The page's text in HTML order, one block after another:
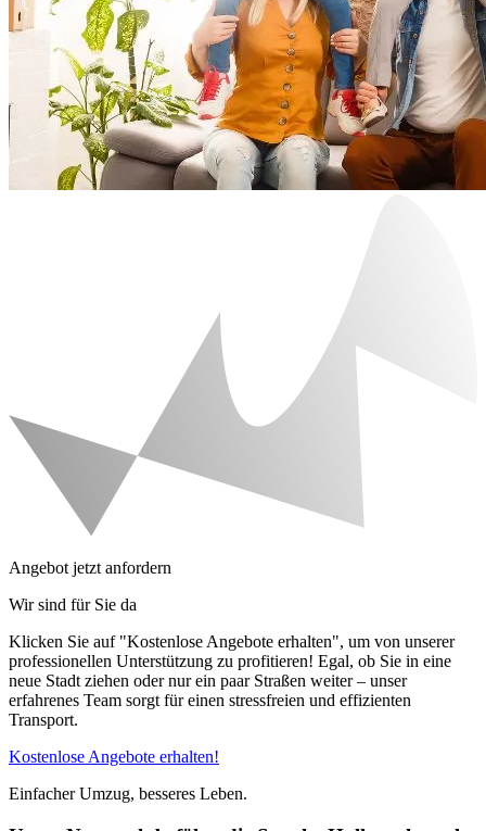
Angebot jetzt anfordern
Wir sind für Sie da
Klicken Sie auf "Kostenlose Angebote erhalten", um von unserer
professionellen Unterstützung zu profitieren! Egal, ob Sie in eine
neue Stadt ziehen oder nur ein paar Straßen weiter – unser
erfahrenes Team sorgt für einen stressfreien und effizienten
Transport.
Kostenlose Angebote erhalten!
Einfacher Umzug, besseres Leben.